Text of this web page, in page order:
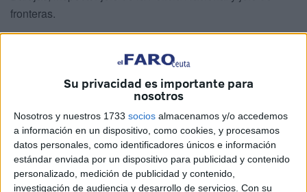
Su privacidad es importante para
nosotros
Nosotros y nuestros 1733 socios almacenamos y/o accedemos
a información en un dispositivo, como cookies, y procesamos
datos personales, como identificadores únicos e información
estándar enviada por un dispositivo para publicidad y contenido
personalizado, medición de publicidad y contenido,
investigación de audiencia y desarrollo de servicios. Con su
fronteras.
Nacional de Ceuta ha incrementado el número de agentes
en el Tarajal. “Son unos refuerzos que vienen tanto de la
propia jefatura de los distintos servicios como de Madrid.
Una comisión de servicios para la OPE que ha sacado la
Comisaría General de Extranjería yFronteras”, señala
Gómez.